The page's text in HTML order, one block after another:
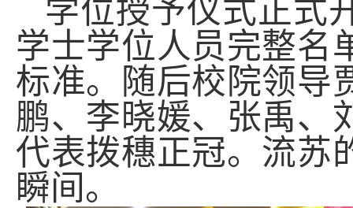
学位授予仪式正式
学士学位人员完整名
标准。随后校院领导
鹏、李晓媛、 张禹、
代表拨穗正冠。流苏
瞬间。